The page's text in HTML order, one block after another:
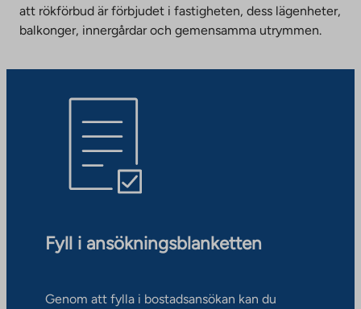
att rökförbud är förbjudet i fastigheten, dess lägenheter,
balkonger, innergårdar och gemensamma utrymmen.
Fyll i ansökningsblanketten
Genom att fylla i bostadsansökan kan du